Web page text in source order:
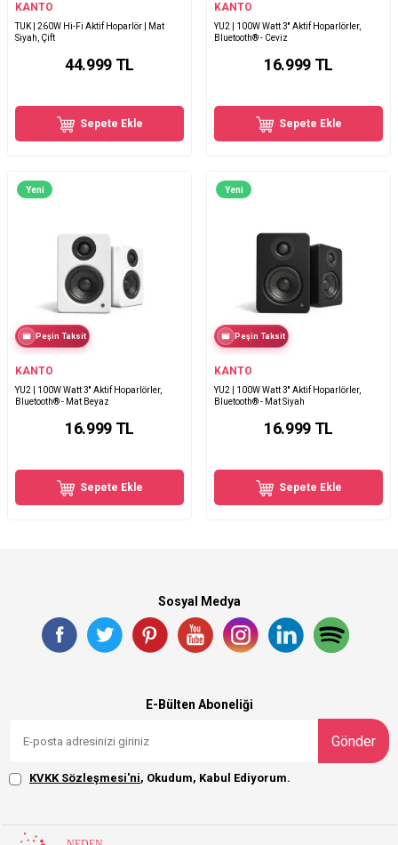
KANTO
TUK | 260W Hi-Fi Aktif Hoparlör | Mat
Siyah, Çift
44.999TL
Sepete Ekle
KANTO
YU2 | 100W Watt 3'' Aktif Hoparlörler,
Bluetooth® - Ceviz
16.999TL
Sepete Ekle
Yeni
Peşin Taksit
KANTO
YU2 | 100W Watt 3'' Aktif Hoparlörler,
Bluetooth® - Mat Beyaz
16.999TL
Sepete Ekle
Yeni
Peşin Taksit
KANTO
YU2 | 100W Watt 3'' Aktif Hoparlörler,
Bluetooth® - Mat Siyah
16.999TL
Sepete Ekle
Sosyal Medya
E-Bülten Aboneliği
Gönder
KVKK Sözleşmesi'ni, Okudum, Kabul Ediyorum.